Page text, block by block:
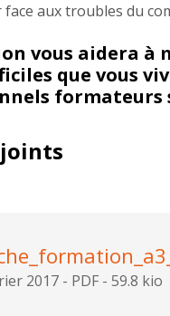
aux troubles du
vous aidera à
que vous
formateurs
2017 - PDF - 59.8 kio